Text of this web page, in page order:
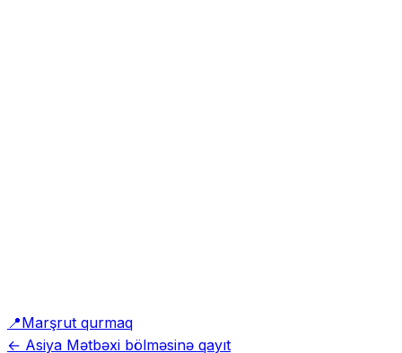
📍Marşrut qurmaq
← Asiya Mətbəxi bölməsinə qayıt